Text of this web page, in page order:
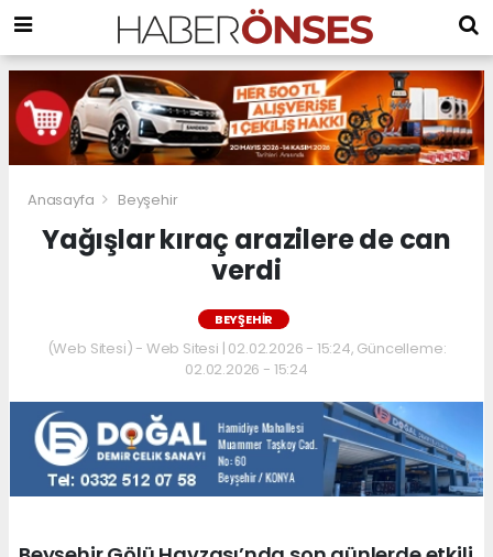
Anasayfa Beyşehir
Yağışlar kıraç arazilere de can
verdi
BEYŞEHIR
(Web Sitesi) - Web Sitesi | 02.02.2026 - 15:24, Güncelleme:
02.02.2026 - 15:24